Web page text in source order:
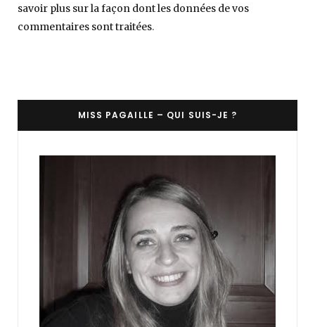
savoir plus sur la façon dont les données de vos
commentaires sont traitées.
MISS PAGAILLE – QUI SUIS-JE ?